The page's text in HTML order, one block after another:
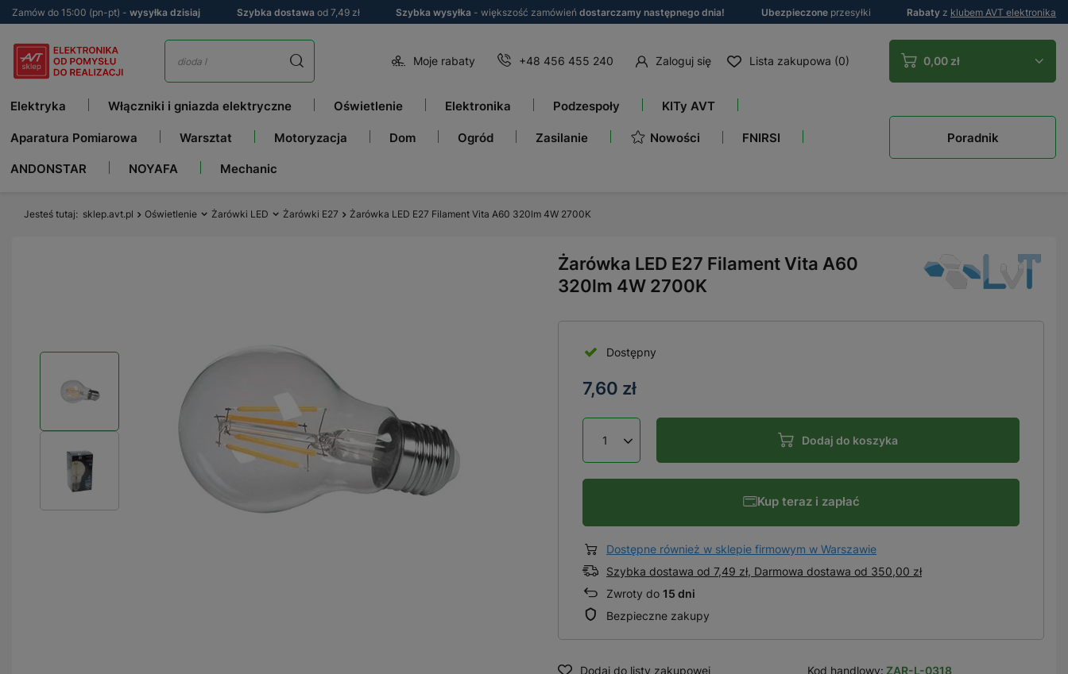
Zamów do 15:00 (pn-pt) - wysyłka dzisiaj Szybka dostawa od 7,49 zł Szybka wysyłka - większość zamówień dostarczamy następnego dnia! Ubezpieczone przesyłki Rabaty z klubem AVT elektronika
Moje rabaty +48 456 455 240 Zaloguj się Lista zakupowa (0) 0,00 zł
Elektryka Włączniki i gniazda elektryczne Oświetlenie Elektronika Podzespoły KITy AVT
Aparatura Pomiarowa Warsztat Motoryzacja Dom Ogród Zasilanie Nowości FNIRSI
ANDONSTAR NOYAFA Mechanic
Poradnik
Jesteś tutaj sklep.avt.pl Oświetlenie Żarówki LED Żarówki E27 Żarówka LED E27 Filament Vita A60 320lm 4W 2700K
Żarówka LED E27 Filament Vita A60
320lm 4W 2700K
Dostępny
7,60 zł
Dodaj do koszyka
Kup teraz i zapłać
Dostępne również w sklepie firmowym w Warszawie
Szybka dostawa od 7,49 zł, Darmowa dostawa od 350,00 zł
Zwroty do 15 dni
Bezpieczne zakupy
Dodaj do listy zakupowej
Kod handlowy: ZAR-L-0318